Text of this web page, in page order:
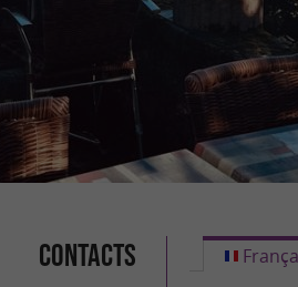
Contacts